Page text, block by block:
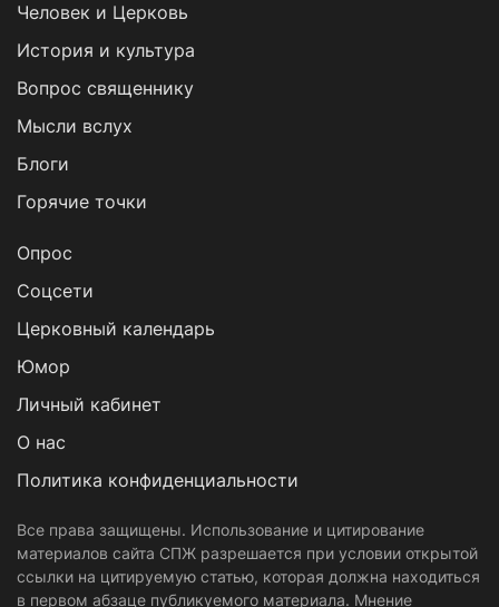
Человек и Церковь
История и культура
Вопрос священнику
Мысли вслух
Блоги
Горячие точки
Опрос
Cоцсети
Церковный календарь
Юмор
Личный кабинет
О нас
Политика конфиденциальности
Все права защищены. Использование и цитирование
материалов сайта СПЖ разрешается при условии открытой
ссылки на цитируемую статью, которая должна находиться
в первом абзаце публикуемого материала. Мнение